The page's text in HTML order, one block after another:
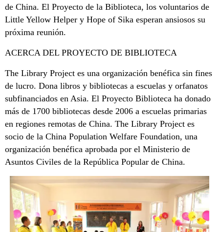
de China. El Proyecto de la Biblioteca, los voluntarios de
Little Yellow Helper y Hope of Sika esperan ansiosos su
próxima reunión.
ACERCA DEL PROYECTO DE BIBLIOTECA
The Library Project es una organización benéfica sin fines
de lucro. Dona libros y bibliotecas a escuelas y orfanatos
subfinanciados en Asia. El Proyecto Biblioteca ha donado
más de 1700 bibliotecas desde 2006 a escuelas primarias
en regiones remotas de China. The Library Project es
socio de la China Population Welfare Foundation, una
organización benéfica aprobada por el Ministerio de
Asuntos Civiles de la República Popular de China.